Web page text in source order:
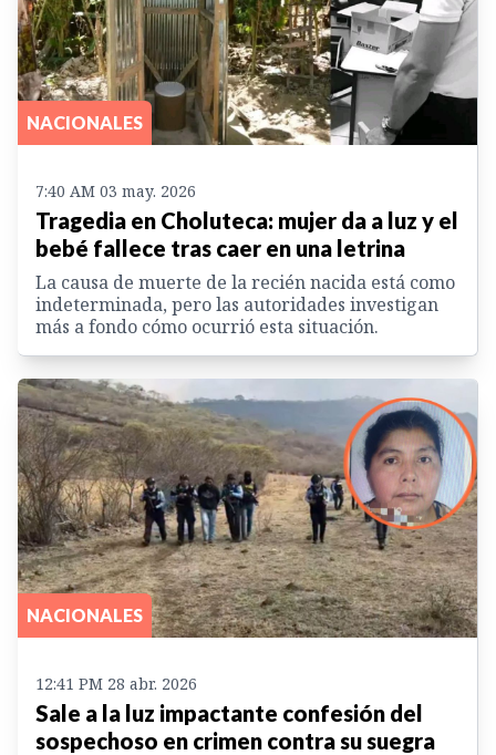
NACIONALES
7:40 AM 03 may. 2026
Tragedia en Choluteca: mujer da a luz y el
bebé fallece tras caer en una letrina
La causa de muerte de la recién nacida está como
indeterminada, pero las autoridades investigan
más a fondo cómo ocurrió esta situación.
NACIONALES
12:41 PM 28 abr. 2026
Sale a la luz impactante confesión del
sospechoso en crimen contra su suegra